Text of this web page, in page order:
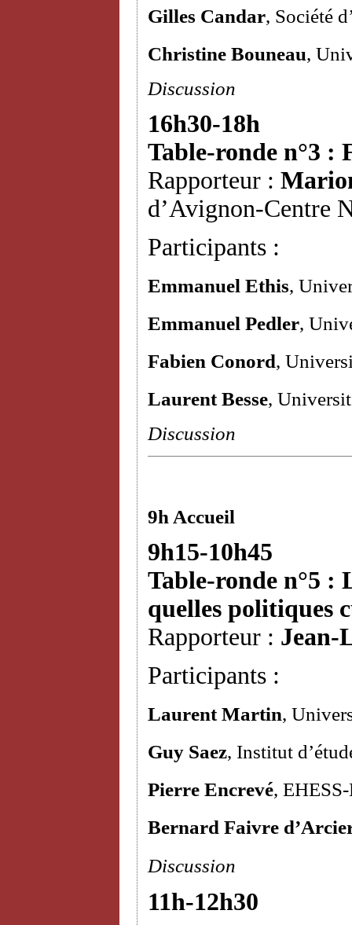
Gilles Candar, Société
Christine Bouneau,
Discussion
16h30-18h
Table-ronde n°3 :
Rapporteur :
d’Avignon-Centre
Participants :
Emmanuel Ethis,
Emmanuel Pedler,
Fabien Conord,
Laurent Besse,
Discussion
9h Accueil
9h15-10h45
Table-ronde n°5 :
quelles politiques
Rapporteur : Jean-
Participants :
Laurent Martin,
Guy Saez, Institut
Pierre Encrevé,
Bernard Faivre
Discussion
11h-12h30